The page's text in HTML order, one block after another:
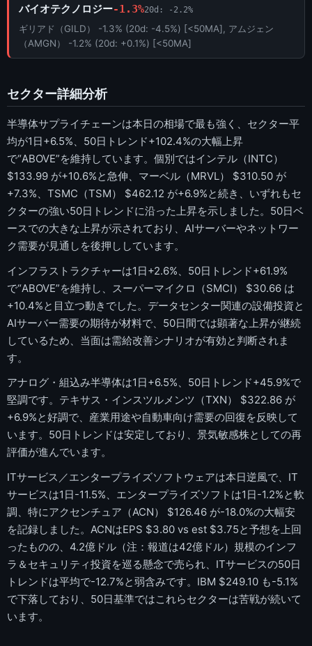
バイオテクノロジー-1.3%20d: -2.2%
ギリアド（GILD） -1.3% (20d: -4.5%) [<50MA], アムジェン
（AMGN） -1.2% (20d: +0.1%) [<50MA]
セクター詳細分析
半導体サプライチェーンは本日の相場で最も強く、セクター平
均が1日+6.5%、50日トレンド+102.4%の大幅上昇
で“ABOVE”を維持しています。個別ではインテル（INTC）
$133.99 が+10.6%と急伸、マーベル（MRVL） $310.50 が
+7.3%、TSMC（TSM） $462.12 が+6.9%と続き、いずれもセ
クターの強い50日トレンドに沿った上昇を示しました。50日ベ
ースでの大きな上昇が示されており、AIサーバーやネットワー
ク需要が見通しを後押ししています。
インフラストラクチャーは1日+2.6%、50日トレンド+61.9%
で“ABOVE”を維持し、スーパーマイクロ（SMCI） $30.66 は
+10.4%と目立つ動きでした。データセンター関連の設備投資と
AIサーバー需要の期待が材料で、50日間では顕著な上昇が継続
しているため、当面は需給改善シナリオが有効と判断されま
す。
アナログ・組込み半導体は1日+6.5%、50日トレンド+45.9%で
堅調です。テキサス・インスツルメンツ（TXN） $322.86 が
+6.9%と好調で、産業用途や自動車向け需要の回復を反映して
います。50日トレンドは安定しており、景気敏感株としての再
評価が進んでいます。
ITサービス／エンタープライズソフトウェアは本日逆風で、IT
サービスは1日-11.5%、エンタープライズソフトは1日-1.2%と軟
調、特にアクセンチュア（ACN） $126.46 が-18.0%の大幅安
を記録しました。ACNはEPS $3.80 vs est $3.75と予想を上回
ったものの、4.2億ドル（注：報道は42億ドル）規模のインフ
ラ＆セキュリティ投資を巡る懸念で売られ、ITサービスの50日
トレンドは平均で-12.7%と弱含みです。IBM $249.10 も-5.1%
で下落しており、50日基準ではこれらセクターは苦戦が続いて
います。